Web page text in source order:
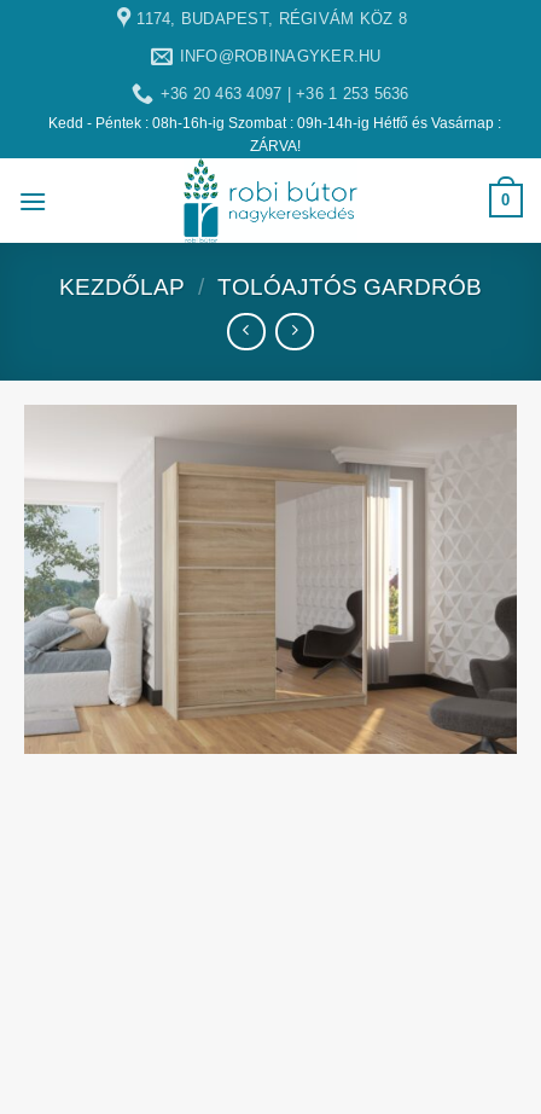
1174, BUDAPEST, RÉGIVÁM KÖZ 8
INFO@ROBINAGYKER.HU
+36 20 463 4097 | +36 1 253 5636
Kedd - Péntek : 08h-16h-ig Szombat : 09h-14h-ig Hétfő és Vasárnap :
ZÁRVA!
0
KEZDŐLAP / TOLÓAJTÓS GARDRÓB